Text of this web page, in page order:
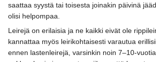
saattaa syystä tai toisesta joinakin päivinä
olisi helpompaa.
Leirejä on erilaisia ja ne kaikki eivät ole
kannattaa myös leirikohtaisesti varautua
ennen lastenleirejä, varsinkin noin 7–10-